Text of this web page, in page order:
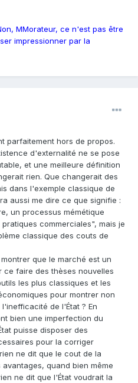
MMorateur, ce n'est pas être
impressionner par la
parfaitement hors de propos.
d'externalité ne se pose
et une meilleure définition
rien. Que changerait des
dans l'exemple classique de
aussi me dire ce que signifie :
un processus mémétique
commerciales", mais je
classique des couts de
que le marché est un
ce faire des thèses nouvelles
les plus classiques et les
pour montrer non
de l'État ? En
bien une imperfection du
puisse disposer des
pour la corriger
ne dit que le cout de la
quand bien même
ne dit que l'État voudrait la